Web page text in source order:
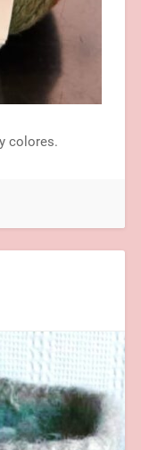
colores.